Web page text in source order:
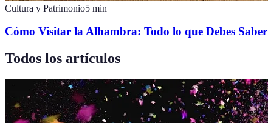
Cultura y Patrimonio5 min
Cómo Visitar la Alhambra: Todo lo que Debes Saber
Todos los artículos